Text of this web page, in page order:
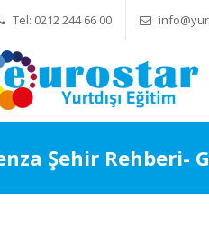
Tel: 0212 244 66 00Yök Denkliği Önemli
Şehir